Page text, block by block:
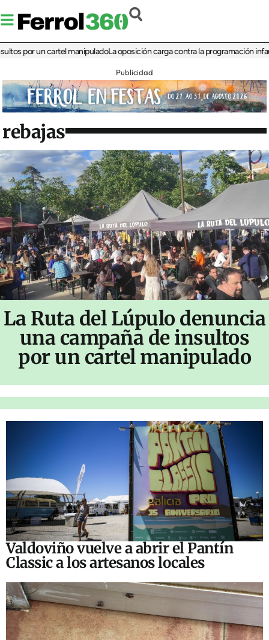
un cartel manipuladoLa oposición carga contra la programación infantil de
Publicidad
rebajas
La Ruta del Lúpulo denuncia
una campaña de insultos
por un cartel manipulado
Valdoviño vuelve a abrir el Pantín
Classic a los artesanos locales